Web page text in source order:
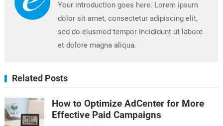
Your introduction goes here. Lorem ipsum
dolor sit amet, consectetur adipiscing elit,
sed do eiusmod tempor incididunt ut labore
et dolore magna aliqua.
Related Posts
How to Optimize AdCenter for More
Effective Paid Campaigns